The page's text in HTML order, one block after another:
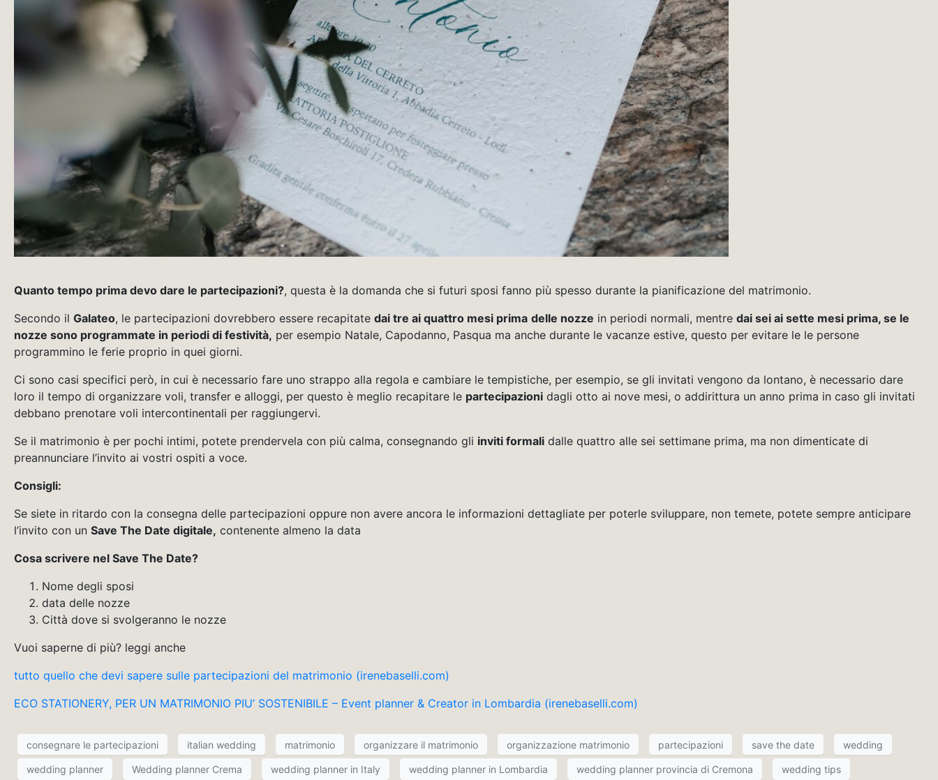
Quanto tempo prima devo dare le partecipazioni?, questa è la domanda che si futuri sposi fanno più spesso durante la pianificazione del matrimonio.
Secondo il Galateo, le partecipazioni dovrebbero essere recapitate dai tre ai quattro mesi prima delle nozze in periodi normali, mentre dai sei ai sette mesi prima, se le
nozze sono programmate in periodi di festività, per esempio Natale, Capodanno, Pasqua ma anche durante le vacanze estive, questo per evitare le le persone
programmino le ferie proprio in quei giorni.
Ci sono casi specifici però, in cui è necessario fare uno strappo alla regola e cambiare le tempistiche, per esempio, se gli invitati vengono da lontano, è necessario dare
loro il tempo di organizzare voli, transfer e alloggi, per questo è meglio recapitare le partecipazioni dagli otto ai nove mesi, o addirittura un anno prima in caso gli invitati
debbano prenotare voli intercontinentali per raggiungervi.
Se il matrimonio è per pochi intimi, potete prendervela con più calma, consegnando gli inviti formali dalle quattro alle sei settimane prima, ma non dimenticate di
preannunciare l’invito ai vostri ospiti a voce.
Consigli:
Se siete in ritardo con la consegna delle partecipazioni oppure non avere ancora le informazioni dettagliate per poterle sviluppare, non temete, potete sempre anticipare
l’invito con un Save The Date digitale, contenente almeno la data
Cosa scrivere nel Save The Date?
Nome degli sposi
data delle nozze
Città dove si svolgeranno le nozze
Vuoi saperne di più? leggi anche
tutto quello che devi sapere sulle partecipazioni del matrimonio (irenebaselli.com)
ECO STATIONERY, PER UN MATRIMONIO PIU’ SOSTENIBILE – Event planner & Creator in Lombardia (irenebaselli.com)
consegnare le partecipazioni italian wedding matrimonio organizzare il matrimonio organizzazione matrimonio partecipazioni save the date wedding
wedding planner Wedding planner Crema wedding planner in Italy wedding planner in Lombardia wedding planner provincia di Cremona wedding tips